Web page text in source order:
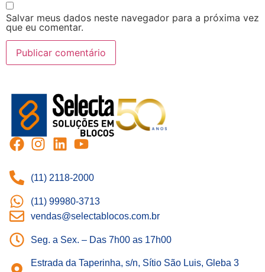
Salvar meus dados neste navegador para a próxima vez
que eu comentar.
(11) 2118-2000
(11) 99980-3713
vendas@selectablocos.com.br
Seg. a Sex. – Das 7h00 as 17h00
Estrada da Taperinha, s/n, Sítio São Luis, Gleba 3